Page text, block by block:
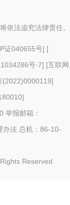
依法追究法律责任。
证040655号] [
号-7] [互联网
(2022)0000119]
]
举报邮箱：
办法 总机：86-10-
Reserved